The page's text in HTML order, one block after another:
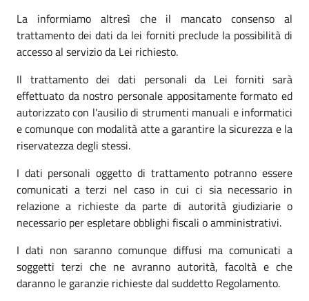
La informiamo altresì che il mancato consenso al
trattamento dei dati da lei forniti preclude la possibilità di
accesso al servizio da Lei richiesto.
Il trattamento dei dati personali da Lei forniti sarà
effettuato da nostro personale appositamente formato ed
autorizzato con l'ausilio di strumenti manuali e informatici
e comunque con modalità atte a garantire la sicurezza e la
riservatezza degli stessi.
I dati personali oggetto di trattamento potranno essere
comunicati a terzi nel caso in cui ci sia necessario in
relazione a richieste da parte di autorità giudiziarie o
necessario per espletare obblighi fiscali o amministrativi.
I dati non saranno comunque diffusi ma comunicati a
soggetti terzi che ne avranno autorità, facoltà e che
daranno le garanzie richieste dal suddetto Regolamento.